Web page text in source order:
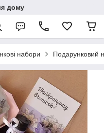
дому
набори Подарунковий